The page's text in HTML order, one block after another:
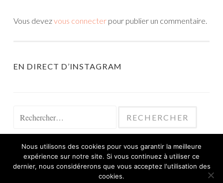
Vous devezvous connecter pour publier un commentaire.
EN DIRECT D’INSTAGRAM
Nous utilisons des cookies pour vous garantir la meilleure
expérience sur notre site. Si vous continuez à utiliser ce
dernier, nous considérerons que vous acceptez l'utilisation des
cookies.